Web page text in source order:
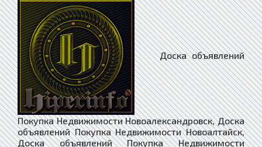
Доска объявлений Покупка Недвижимости Новоалександровск, Доска объявлений Покупка Недвижимости Новоалтайск, Доска объявлений Покупка Недвижимости Новоаннинский, Доска объявлений Покупка Недвижимости Нововоронеж, Доска объявлений Покупка Недвижимости Новодвинск, Доска объявлений Покупка Недвижимости Новозыбков, Доска объявлений Покупка Недвижимости Советский, Доска объявлений Покупка Недвижимости Сокол, Доска объявлений Покупка Недвижимости Солигалич, Доска объявлений Покупка Недвижимости Соликамск, Доска объявлений Покупка Недвижимости Солнечногорск, Доска объявлений Покупка Недвижимости Соль-Илецк, Доска объявлений Покупка Недвижимости Сольвычегодск, Доска объявлений Покупка Недвижимости Сольцы, Доска объявлений Покупка Недвижимости Сорочинск, Доска объявлений Покупка Недвижимости Сорск, Доска объявлений Покупка Недвижимости Сортавала, Доска объявлений Покупка Недвижимости Сосенский, Доска объявлений Покупка Недвижимости Сосновка, Доска объявлений Покупка Недвижимости Сосновоборск, Доска объявлений Покупка Недвижимости Сосновый Бор, Доска объявлений Покупка Недвижимости Сосногорск, Доска объявлений Покупка Недвижимости Сочи, Доска объявлений Покупка Недвижимости Спас-Деменск, Доска объявлений Покупка Недвижимости Абаза, Доска объявлений Покупка Недвижимости Абакан, Доска объявлений Покупка Недвижимости Абдулино, Доска объявлений Покупка Недвижимости Абинск, Доска объявлений Покупка Недвижимости Агидель, Доска объявлений Покупка Недвижимости Агрыз, Доска объявлений Покупка Недвижимости Адыгейск, Доска объявлений Покупка Недвижимости Азнакаево, Доска объявлений Покупка Недвижимости Азов, Доска объявлений Покупка Недвижимости Ак-Довурак, Доска объявлений Покупка Недвижимости Аксай, Доска объявлений Покупка Недвижимости Алагир, Доска объявлений Покупка Недвижимости Алапаевск, Доска объявлений Покупка Недвижимости Алатырь, Доска объявлений Покупка Недвижимости Алдан, Доска объявлений Покупка Недвижимости Алейск, Доска объявлений Покупка Недвижимости Александров, Доска объявлений Покупка Недвижимости Александровск, Доска объявлений Покупка Недвижимости Александровск-Сахалинский, Доска объявлений Покупка Недвижимости Алексеевка, Доска объявлений Покупка Недвижимости Алексин, Доска объявлений Покупка Недвижимости Алзамай, Доска объявлений Покупка Недвижимости Алупка, Доска объявлений Покупка Недвижимости Алушта, Доска объявлений Покупка Недвижимости Альметьевск, Доска объявлений Покупка Недвижимости Амурск, Доска объявлений Покупка Недвижимости Анадырь, Доска объявлений Покупка Недвижимости Анапа, Доска объявлений Покупка Недвижимости Ангарск, Доска объявлений Покупка Недвижимости Андреаполь, Доска объявлений Покупка Недвижимости Анжеро-Судженск, Доска объявлений Покупка Недвижимости Анива, Доска объявлений Покупка Недвижимости Апатиты, Доска объявлений Покупка Недвижимости Апрелевка, Доска объявлений Покупка Недвижимости Апшеронск, Доска объявлений Покупка Недвижимости Арамиль, Доска объявлений Покупка Недвижимости Аргун, Доска объявлений Покупка Недвижимости Ардатов, Доска объявлений Покупка Недвижимости Ардон, Доска объявлений Покупка Недвижимости Арзамас, Доска объявлений Покупка Недвижимости Аркадак, Доска объявлений Покупка Недвижимости Армавир, Доска объявлений Покупка Недвижимости Армянск, Доска объявлений Покупка Недвижимости Арсеньев, Доска объявлений Покупка Недвижимости Арск, Доска объявлений Покупка Недвижимости Артём, Доска объявлений Покупка Недвижимости Артёмовск, Доска объявлений Покупка Недвижимости Артёмовский, Доска объявлений Покупка Недвижимости Архангельск, Доска объявлений Покупка Недвижимости Асбест, Доска объявлений Покупка Недвижимости Асино, Доска объявлений Покупка Недвижимости Астрахань, Доска объявлений Покупка Недвижимости Аткарск, Доска объявлений Покупка Недвижимости Ахтубинск, Доска объявлений Покупка Недвижимости Ачинск, Доска объявлений Покупка Недвижимости Аша, Доска объявлений Покупка Недвижимости Бабаево, Доска объявлений Покупка Недвижимости Бабушкин, Доска объявлений Покупка Недвижимости Бавлы, Доска объявлений Покупка Недвижимости Багратионовск, Доска объявлений Покупка Недвижимости Байкальск, Доска объявлений Покупка Недвижимости Баймак, Доска объявлений Покупка Недвижимости Бакал, Доска объявлений Покупка Недвижимости Баксан, Доска объявлений Покупка Недвижимости Балабаново, Доска объявлений Покупка Недвижимости Балаково, Доска объявлений Покупка Недвижимости Балахна, Доска объявлений Покупка Недвижимости Балашиха, Доска объявлений Покупка Недвижимости Балашов, Доска объявлений Покупка Недвижимости Балей, Доска объявлений Покупка Недвижимости Балтийск, Доска объявлений Покупка Недвижимости Барабинск, Доска объявлений Покупка Недвижимости Барнаул, Доска объявлений Покупка Недвижимости Барыш, Доска объявлений Покупка Недвижимости Батайск, Доска объявлений Покупка Недвижимости Бахчисарай, Доска объявлений Покупка Недвижимости Бежецк, Доска объявлений Покупка Недвижимости Белая Калитва, Доска объявлений Покупка Недвижимости Белая Холуница, Доска объявлений Покупка Недвижимости Белгород, Доска объявлений Покупка Недвижимости Белебей, Доска объявлений Покупка Недвижимости Белёв, Доска объявлений Покупка Недвижимости Белинский, Доска объявлений Покупка Недвижимости Белово, Доска объявлений Покупка Недвижимости Белогорск, Доска объявлений Покупка Недвижимости Белогорск, Доска объявлений Покупка Недвижимости Белозерск, Доска объявлений Покупка Недвижимости Белокуриха, Доска объявлений Покупка Недвижимости Беломорск, Доска объявлений Покупка Недвижимости Белорецк, Доска объявлений Покупка Недвижимости Белореченск, Доска объявлений Покупка Недвижимости Белоусово, Доска объявлений Покупка Недвижимости Белоярский, Доска объявлений Покупка Недвижимости Белый, Доска объявлений Покупка Недвижимости Бердск, Доска объявлений Покупка Недвижимости Березники, Доска объявлений Покупка Недвижимости Берёзовский, Доска объявлений Покупка Недвижимости Берёзовский, Доска объявлений Покупка Недвижимости Беслан, Доска объявлений Покупка Недвижимости Бийск, Доска объявлений Покупка Недвижимости Бикин, Доска объявлений Покупка Недвижимости Билибино, Доска объявлений Покупка Недвижимости Биробиджан, Доска объявлений Покупка Недвижимости Бирск, Доска объявлений Покупка Недвижимости Бирюсинск, Доска объявлений Покупка Недвижимости Бирюч, Доска объявлений Покупка Недвижимости Благовещенск, Доска объявлений Покупка Недвижимости Благодарный, Доска объявлений Покупка Недвижимости Бобров, Доска объявлений Покупка Недвижимости Богданович, Доска объявлений Покупка Недвижимости Богородицк, Доска объявлений Покупка Недвижимости Богородск, Доска объявлений Покупка Недвижимости Боготол, Доска объявлений Покупка Недвижимости Богучар, Доска объявлений Покупка Недвижимости Бодайбо, Доска объявлений Покупка Недвижимости Бокситогорск, Доска объявлений Покупка Недвижимости Болгар, Доска объявлений Покупка Недвижимости Бологое, Доска объявлений Покупка Недвижимости Болотное, Доска объявлений Покупка Недвижимости Болохово, Доска объявлений Покупка Недвижимости Болхов, Доска объявлений Покупка Недвижимости Большой Камень, Доска объявлений Покупка Недвижимости Бор, Доска объявлений Покупка Недвижимости Борзя, Доска объявлений Покупка Недвижимости Борисоглебск, Доска объявлений Покупка Недвижимости Боровичи, Доска объявлений Покупка Недвижимости Боровск, Доска объявлений Покупка Недвижимости Бородино, Доска объявлений Покупка Недвижимости Братск, Доска объявлений Покупка Недвижимости Бронницы, Доска объявлений Покупка Недвижимости Брянск, Доска объявлений Покупка Недвижимости Бугульма, Доска объявлений Покупка Недвижимости Бугуруслан, Доска объявлений Покупка Недвижимости Будённовск, Доска объявлений Покупка Недвижимости Бузулук, Доска объявлений Покупка Недвижимости Буинск, Доска объявлений Покупка Недвижимости Буй, Доска объявлений Покупка Недвижимости Буйнакск, Доска объявлений Покупка Недвижимости Бутурлиновка, Доска объявлений Покупка Недвижимости Валдай, Доска объявлений Покупка Недвижимости Валуйки, Доска объявлений Покупка Недвижимости Велиж, Доска объявлений Покупка Недвижимости Великие Луки, Доска объявлений Покупка Недвижимости Великий Новгород, Доска объявлений Покупка Недвижимости Великий Устюг, Доска объявлений Покупка Недвижимости Вельск, Доска объявлений Покупка Недвижимости Венёв, Доска объявлений Покупка Недвижимости Верещагино, Доска объявлений Покупка Недвижимости Верея, Доска объявлений Покупка Недвижимости Верхнеуральск, Доска объявлений Покупка Недвижимости Верхний Тагил, Доска объявлений Покупка Недвижимости Верхний Уфалей, Доска объявлений Покупка Недвижимости Верхняя Пышма, Доска объявлений Покупка Недвижимости Верхняя Салда, Доска объявлений Покупка Недвижимости Верхняя Тура, Доска объявлений Покупка Недвижимости Верхотурье, Доска объявлений Покупка Недвижимости Верхоянск, Доска объявлений Покупка Недвижимости Весьегонск, Доска объявлений Покупка Недвижимости Ветлуга, Доска объявлений Покупка Недвижимости Видное, Доска объявлений Покупка Недвижимости Вилюйск, Доска объявлений Покупка Недвижимости Вилючинск, Доска объявлений Покупка Недвижимости Вихоревка, Доска объявлений Покупка Недвижимости Вичуга, Доска объявлений Покупка Недвижимости Владивосток, Доска объявлений Покупка Недвижимости Владикавказ, Доска объявлений Покупка Недвижимости Владимир, Доска объявлений Покупка Недвижимости Волгоград, Доска объявлений Покупка Недвижимости Волгодонск, Доска объявлений Покупка Недвижимости Волгореченск, Доска объявлений Покупка Недвижимости Волжск, Доска объявлений Покупка Недвижимости Волжский, Доска объявлений Покупка Недвижимости Вологда, Доска объявлений Покупка Недвижимости Володарск, Доска объявлений Покупка Недвижимости Волоколамск, Доска объявлений Покупка Недвижимости Волосово, Доска объявлений Покупка Недвижимости Волхов, Доска объявлений Покупка Недвижимости Волчанск, Доска объявлений Покупка Недвижимости Вольск, Доска объявлений Покупка Недвижимости Воркута, Доска объявлений Покупка Недвижимости Воронеж, Доска объявлений Покупка Недвижимости Ворсма, Доска объявлений Покупка Недвижимости Воск